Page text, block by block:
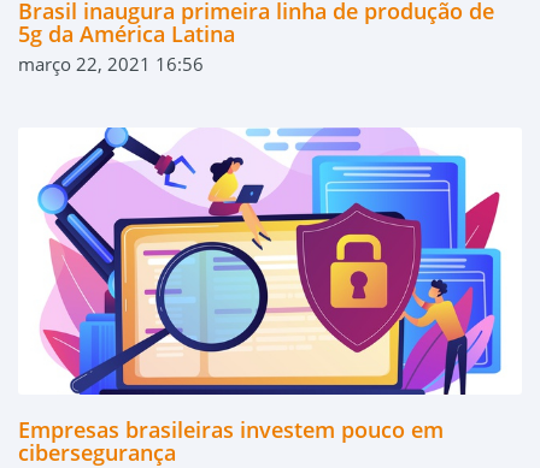
Brasil inaugura primeira linha de produção de
5g da América Latina
março 22, 2021 16:56
Empresas brasileiras investem pouco em
cibersegurança